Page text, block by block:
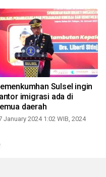
Sulsel ingin
imigrasi ada di
daerah
January 2024 1:02 WIB, 2024